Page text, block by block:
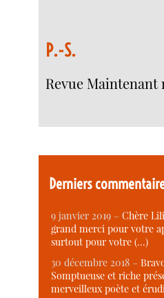
P.-S.
Revue Maintenant
Derniers
9 janvier 2019 –Chère
grand merci pour votre
surtout pour votre (…)
30 décembre 2018 –
Somptueuse et riche
merveilleux poète et